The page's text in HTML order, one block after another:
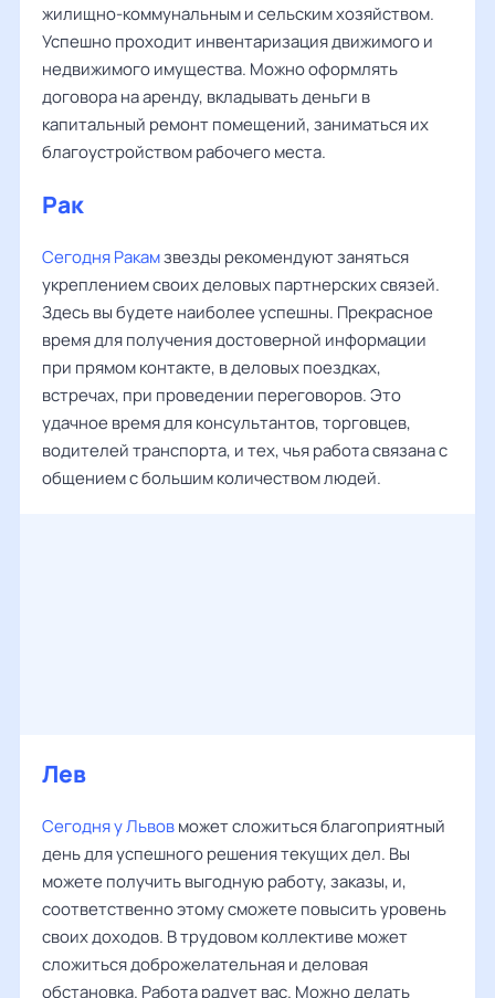
жилищно-коммунальным и сельским хозяйством.
Успешно проходит инвентаризация движимого и
недвижимого имущества. Можно оформлять
договора на аренду, вкладывать деньги в
капитальный ремонт помещений, заниматься их
благоустройством рабочего места.
Рак
Сегодня Ракамзвезды рекомендуют заняться
укреплением своих деловых партнерских связей.
Здесь вы будете наиболее успешны. Прекрасное
время для получения достоверной информации
при прямом контакте, в деловых поездках,
встречах, при проведении переговоров. Это
удачное время для консультантов, торговцев,
водителей транспорта, и тех, чья работа связана с
общением с большим количеством людей.
Лев
Сегодня у Львовможет сложиться благоприятный
день для успешного решения текущих дел. Вы
можете получить выгодную работу, заказы, и,
соответственно этому сможете повысить уровень
своих доходов. В трудовом коллективе может
сложиться доброжелательная и деловая
обстановка. Работа радует вас. Можно делать